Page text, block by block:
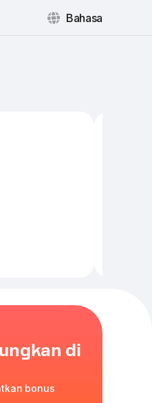
Bahasa
di
bonus